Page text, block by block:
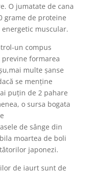
O jumatate de cana
grame de proteine
muscular.
un compus
previne formarea
multe şanse
se menţine
puţin de 2 pahare
o sursa bogata
de sânge din
moartea de boli
japonezi.
de iaurt sunt de